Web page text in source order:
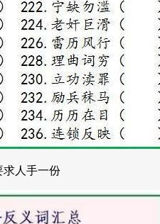
求人手一份